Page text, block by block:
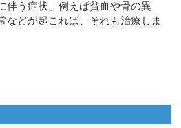
伴う症状、例えば貧血や骨の異
などが起これば、それも治療しま